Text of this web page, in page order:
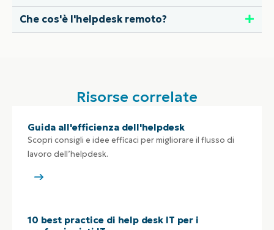
Che cos'è l'helpdesk remoto?
Risorse correlate
Guida all'efficienza dell'helpdesk
Scopri consigli e idee efficaci per migliorare il flusso di
lavoro dell’helpdesk.
10 best practice di help desk IT per i